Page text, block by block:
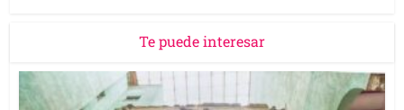
Te puede interesar